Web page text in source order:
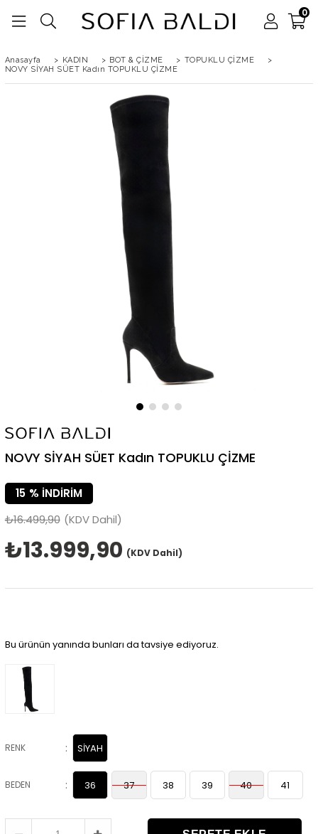
0
Anasayfa > KADIN > BOT & ÇİZME > TOPUKLU ÇİZME
>
NOVY SİYAH SÜET Kadın TOPUKLU ÇİZME
NOVY SİYAH SÜET Kadın TOPUKLU ÇİZME
%
15
İNDIRIM
₺16.499,90 (KDV Dahil)
₺13.999,90 (KDV Dahil)
Bu ürünün yanında bunları da tavsiye ediyoruz.
RENK : SİYAH
BEDEN : 36 37 38 39 40 41